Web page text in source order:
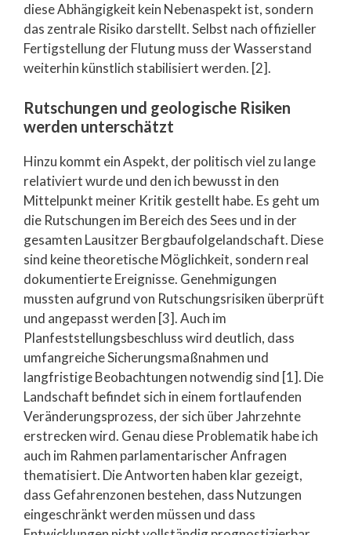
diese Abhängigkeit kein Nebenaspekt ist, sondern
das zentrale Risiko darstellt. Selbst nach offizieller
Fertigstellung der Flutung muss der Wasserstand
weiterhin künstlich stabilisiert werden. [2].
Rutschungen und geologische Risiken
werden unterschätzt
Hinzu kommt ein Aspekt, der politisch viel zu lange
relativiert wurde und den ich bewusst in den
Mittelpunkt meiner Kritik gestellt habe. Es geht um
die Rutschungen im Bereich des Sees und in der
gesamten Lausitzer Bergbaufolgelandschaft. Diese
sind keine theoretische Möglichkeit, sondern real
dokumentierte Ereignisse. Genehmigungen
mussten aufgrund von Rutschungsrisiken überprüft
und angepasst werden [3]. Auch im
Planfeststellungsbeschluss wird deutlich, dass
umfangreiche Sicherungsmaßnahmen und
langfristige Beobachtungen notwendig sind [1]. Die
Landschaft befindet sich in einem fortlaufenden
Veränderungsprozess, der sich über Jahrzehnte
erstrecken wird. Genau diese Problematik habe ich
auch im Rahmen parlamentarischer Anfragen
thematisiert. Die Antworten haben klar gezeigt,
dass Gefahrenzonen bestehen, dass Nutzungen
eingeschränkt werden müssen und dass